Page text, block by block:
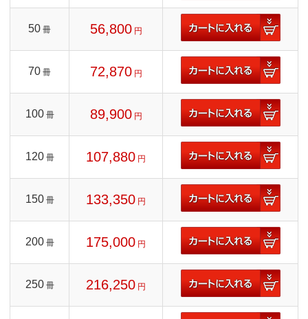
50 冊 56,800 円
70 冊 72,870 円
100 冊 89,900 円
120 冊 107,880 円
150 冊 133,350 円
200 冊 175,000 円
250 冊 216,250 円